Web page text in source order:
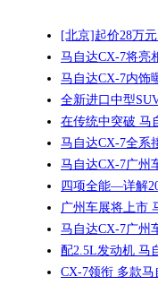
[北京]起价28万
马自达CX-7将亮
马自达CX-7内饰
全新进口中型
在传统中突破 马
马自达CX-7全系
马自达CX-7广州
四项全能—详解
广州车展将上市
马自达CX-7广州
配2.5L发动机 马
CX-7领衔 多款